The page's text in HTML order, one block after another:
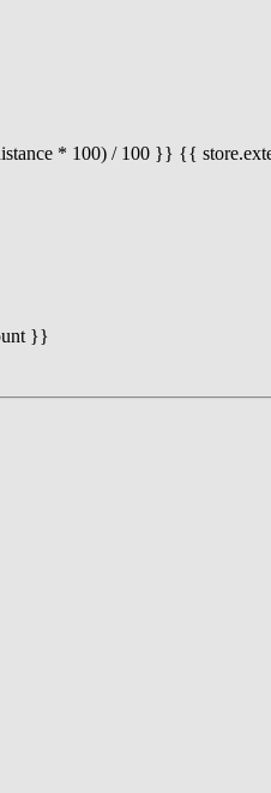
* 100) / 100 }} {{
}}